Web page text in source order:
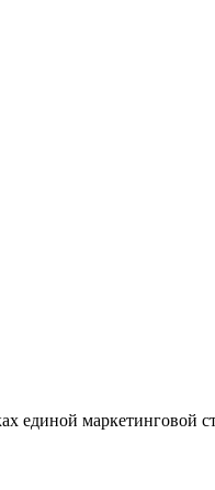
единой маркетинговой